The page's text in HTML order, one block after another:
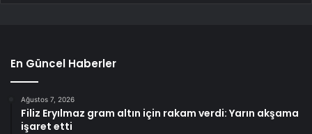
En Güncel Haberler
Ağustos 7, 2026
Filiz Eryılmaz gram altın için rakam verdi: Yarın akşama
işaret etti